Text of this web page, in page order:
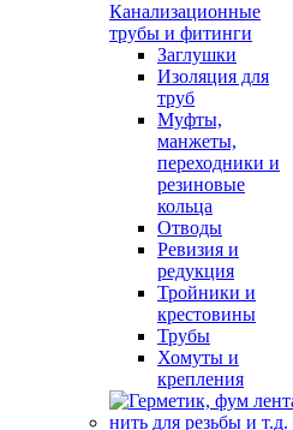
Канализационные
трубы и фитинги
Заглушки
Изоляция для
труб
Муфты,
манжеты,
переходники и
резиновые
кольца
Отводы
Ревизия и
редукция
Тройники и
крестовины
Трубы
Хомуты и
крепления